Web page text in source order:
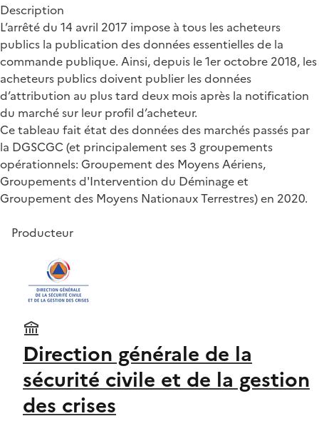
Description
L’arrêté du 14 avril 2017 impose à tous les acheteurs
publics la publication des données essentielles de la
commande publique. Ainsi, depuis le 1er octobre 2018, les
acheteurs publics doivent publier les données
d’attribution au plus tard deux mois après la notification
du marché sur leur profil d’acheteur.
Ce tableau fait état des données des marchés passés par
la DGSCGC (et principalement ses 3 groupements
opérationnels: Groupement des Moyens Aériens,
Groupements d'Intervention du Déminage et
Groupement des Moyens Nationaux Terrestres) en 2020.
Producteur
Direction générale de la
sécurité civile et de la gestion
des crises